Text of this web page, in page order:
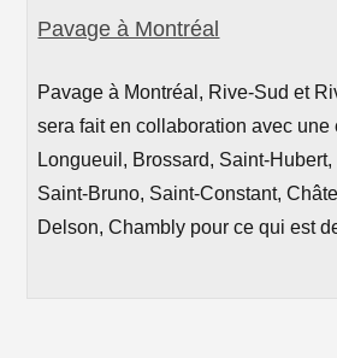
Pavage à Montréal
Pavage à Montréal, Rive-Sud et
sera fait en collaboration avec une
Longueuil, Brossard, Saint-
Saint-Bruno, Saint-Constant,
Delson, Chambly pour ce qui est